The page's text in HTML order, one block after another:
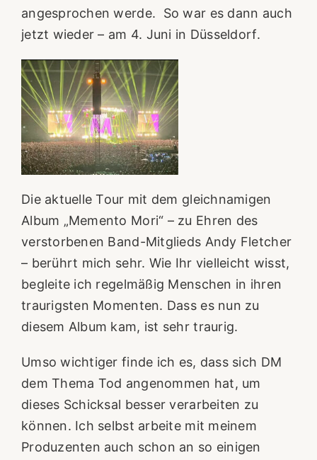
angesprochen werde. So war es dann auch
jetzt wieder – am 4. Juni in Düsseldorf.
Die aktuelle Tour mit dem gleichnamigen
Album „Memento Mori“ – zu Ehren des
verstorbenen Band-Mitglieds Andy Fletcher
– berührt mich sehr. Wie Ihr vielleicht wisst,
begleite ich regelmäßig Menschen in ihren
traurigsten Momenten. Dass es nun zu
diesem Album kam, ist sehr traurig.
Umso wichtiger finde ich es, dass sich DM
dem Thema Tod angenommen hat, um
dieses Schicksal besser verarbeiten zu
können. Ich selbst arbeite mit meinem
Produzenten auch schon an so einigen